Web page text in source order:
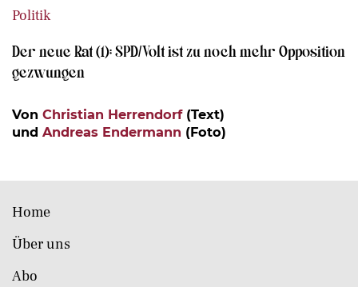
Politik
Der neue Rat (1): SPD/Volt ist zu noch mehr Opposition
gezwungen
Von Christian Herrendorf(Text)
und Andreas Endermann (Foto)
Home
Über uns
Abo